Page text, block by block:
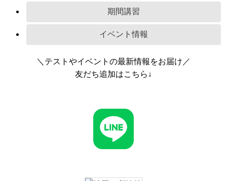
期間講習
イベント情報
＼テストやイベントの最新情報をお届け／
友だち追加はこちら↓